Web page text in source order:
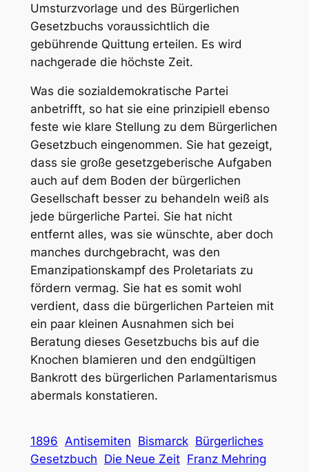
Umsturzvorlage und des Bürgerlichen
Gesetzbuchs voraussichtlich die
gebührende Quittung erteilen. Es wird
nachgerade die höchste Zeit.
Was die sozialdemokratische Partei
anbetrifft, so hat sie eine prinzipiell ebenso
feste wie klare Stellung zu dem Bürgerlichen
Gesetzbuch eingenommen. Sie hat gezeigt,
dass sie große gesetzgeberische Aufgaben
auch auf dem Boden der bürgerlichen
Gesellschaft besser zu behandeln weiß als
jede bürgerliche Partei. Sie hat nicht
entfernt alles, was sie wünschte, aber doch
manches durchgebracht, was den
Emanzipationskampf des Proletariats zu
fördern vermag. Sie hat es somit wohl
verdient, dass die bürgerlichen Parteien mit
ein paar kleinen Ausnahmen sich bei
Beratung dieses Gesetzbuchs bis auf die
Knochen blamieren und den endgültigen
Bankrott des bürgerlichen Parlamentarismus
abermals konstatieren.
1896 Antisemiten Bismarck Bürgerliches
Gesetzbuch Die Neue Zeit Franz Mehring